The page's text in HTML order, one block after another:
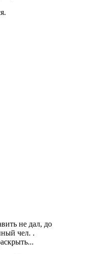
не дал, до
чел. .